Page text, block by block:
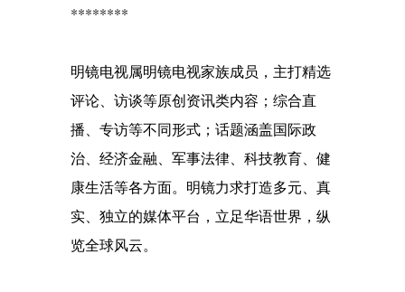
********
明镜电视属明镜电视家族成员，主打精选
评论、访谈等原创资讯类内容；综合直
播、专访等不同形式；话题涵盖国际政
治、经济金融、军事法律、科技教育、健
康生活等各方面。明镜力求打造多元、真
实、独立的媒体平台，立足华语世界，纵
览全球风云。